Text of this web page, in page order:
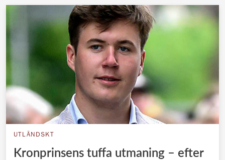
UTLÄNDSKT
Kronprinsens tuffa utmaning – efter